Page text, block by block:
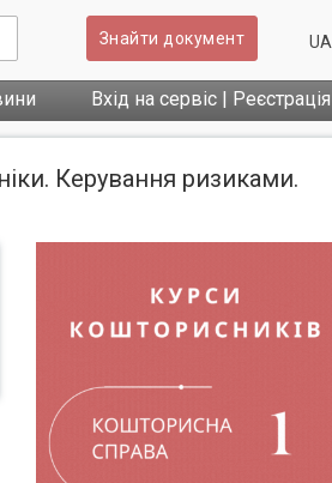
Знайти документ UA
Вхід на сервіс | Реєстрація
Керування ризиками.